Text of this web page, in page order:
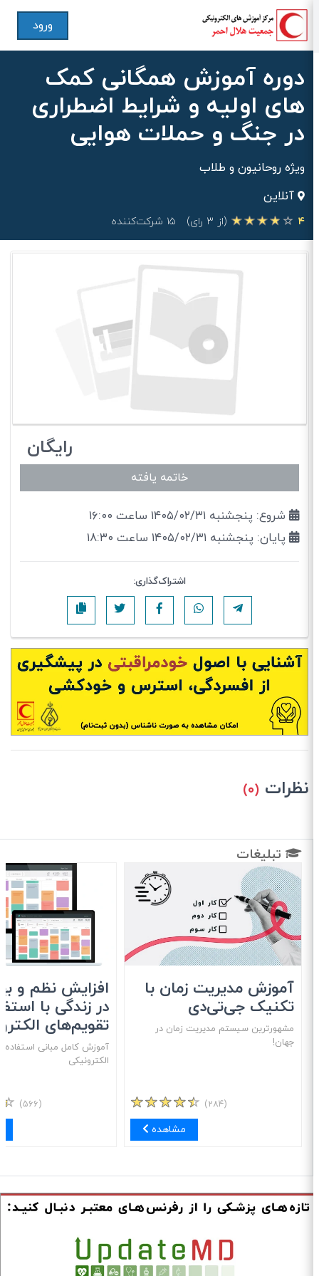
ورود
دوره آموزش همگانی کمک
های اولیه و شرایط اضطراری
در جنگ و حملات هوایی
ویژه روحانیون و طلاب
آنلاین
۴ (از ۳ رای) ۱۵ شرکت‌کننده
رایگان
خاتمه یافته
شروع: پنجشنبه ۱۴۰۵/۰۲/۳۱ ساعت ۱۶:۰۰
پایان: پنجشنبه ۱۴۰۵/۰۲/۳۱ ساعت ۱۸:۳۰
اشتراک‌گذاری:
نظرات
تبلیغات
آموزش مدیریت زمان با
تکنیک جی‌تی‌دی
مشهور‌ترین سیستم مدیریت زمان در
جهان!
مشاهده
افزایش نظم و
در زندگی با
تقویم‌های
آموزش کامل مبانی استفاده
الکترونیکی